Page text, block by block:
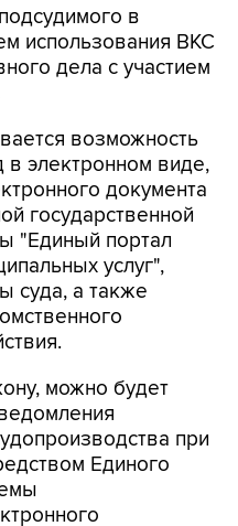
дела с участием
возможность
документа
государственной
"Единый портал
услуг",
суда, а также
можно будет
при
Единого